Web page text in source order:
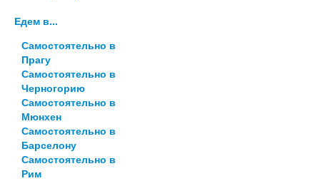
Едем в...
Самостоятельно в
Прагу
Самостоятельно в
Черногорию
Самостоятельно в
Мюнхен
Самостоятельно в
Барселону
Самостоятельно в
Рим